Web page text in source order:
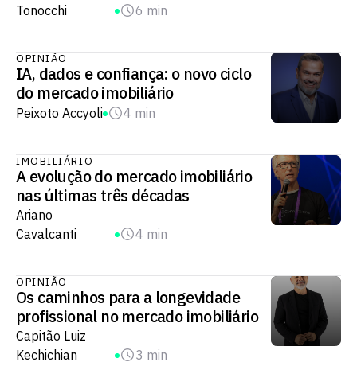
Tonocchi
6 min
OPINIÃO
IA, dados e confiança: o novo ciclo
do mercado imobiliário
Peixoto Accyoli 4 min
IMOBILIÁRIO
A evolução do mercado imobiliário
nas últimas três décadas
Ariano
Cavalcanti
4 min
OPINIÃO
Os caminhos para a longevidade
profissional no mercado imobiliário
Capitão Luiz
Kechichian
3 min